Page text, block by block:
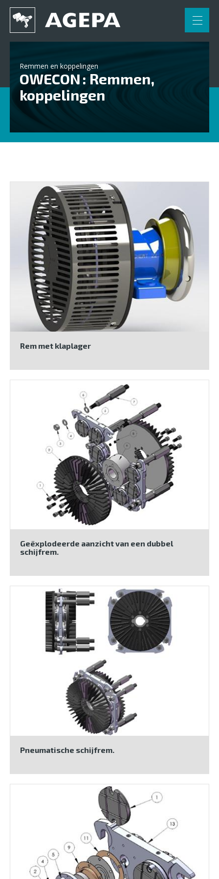
FR NL
Toepassingen
Engineering
Remmen en koppelingen
OWECON : Remmen,
koppelingen
Rem met klaplager
Geëxplodeerde aanzicht van een dubbel
schijfrem.
Pneumatische schijfrem.